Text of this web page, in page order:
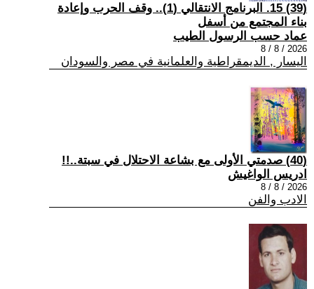
(39) 15. البرنامج الانتقالي (1).. وقف الحرب وإعادة
بناء المجتمع من أسفل
عماد حسب الرسول الطيب
2026 / 8 / 8
اليسار , الديمقراطية والعلمانية في مصر والسودان
(40) صدمتي الأولى مع بشاعة الاحتلال في سبتة..!!
ادريس الواغيش
2026 / 8 / 8
الادب والفن